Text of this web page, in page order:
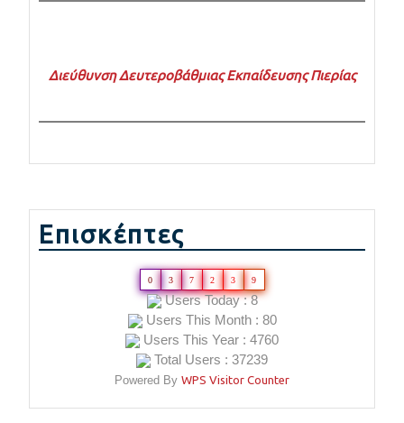
Διεύθυνση Δευτεροβάθμιας Εκπαίδευσης Πιερίας
Επισκέπτες
0 3 7 2 3 9
Users Today : 8
Users This Month : 80
Users This Year : 4760
Total Users : 37239
Powered By WPS Visitor Counter